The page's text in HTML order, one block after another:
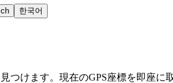
한국어
けます。現在のGPS座標を即座